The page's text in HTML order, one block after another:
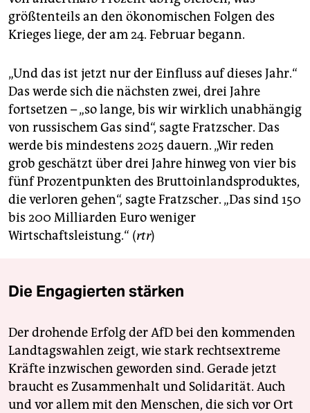
größtenteils an den ökonomischen Folgen des
Krieges liege, der am 24. Februar begann.
„Und das ist jetzt nur der Einfluss auf dieses Jahr.“
Das werde sich die nächsten zwei, drei Jahre
fortsetzen – „so lange, bis wir wirklich unabhängig
von russischem Gas sind“, sagte Fratzscher. Das
werde bis mindestens 2025 dauern. „Wir reden
grob geschätzt über drei Jahre hinweg von vier bis
fünf Prozentpunkten des Bruttoinlandsproduktes,
die verloren gehen“, sagte Fratzscher. „Das sind 150
bis 200 Milliarden Euro weniger
Wirtschaftsleistung.“ (rtr)
Die Engagierten stärken
Der drohende Erfolg der AfD bei den kommenden
Landtagswahlen zeigt, wie stark rechtsextreme
Kräfte inzwischen geworden sind. Gerade jetzt
braucht es Zusammenhalt und Solidarität. Auch
und vor allem mit den Menschen, die sich vor Ort